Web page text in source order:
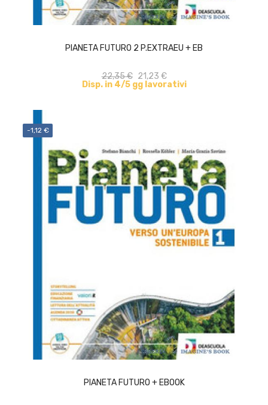
PIANETA FUTURO 2 P.EXTRAEU + EB
22,35 € 21,23 €
Disp. in 4/5 gg lavorativi
ACQUISTA
-1,12 €
PIANETA FUTURO + EBOOK
ACQUISTA